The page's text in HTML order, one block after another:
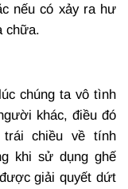
nếu có xảy ra hư
chữa.
chúng ta vô tình
khác, điều đó
chiều về tính
khi sử dụng ghế
giải quyết dứt